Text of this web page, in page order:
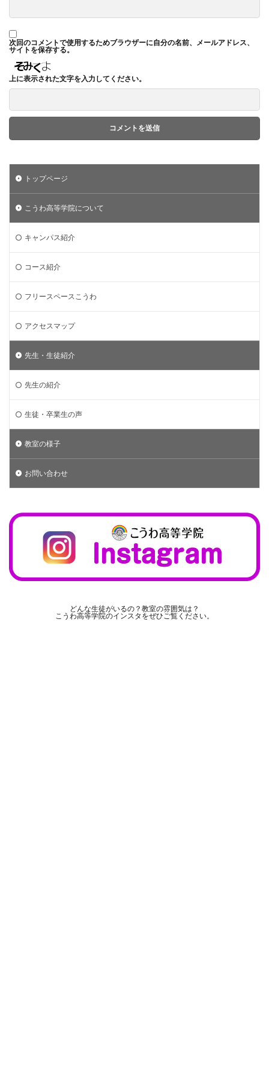
次回のコメントで使用するためブラウザーに自分の名前、メールアドレス、
サイトを保存する。
上に表示された文字を入力してください。
トップページ
こうわ高等学院について
キャンパス紹介
コース紹介
フリースペースこうわ
アクセスマップ
先生・生徒紹介
先生の紹介
生徒・卒業生の声
教室の様子
お問い合わせ
どんな生徒がいるの？教室の雰囲気は？
こうわ高等学院のインスタをぜひご覧ください。